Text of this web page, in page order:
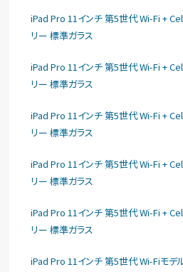
iPad Pro 11インチ 第5世代 Wi-Fi +
リー 標準ガラス
iPad Pro 11インチ 第5世代 Wi-Fi +
リー 標準ガラス
iPad Pro 11インチ 第5世代 Wi-Fi +
リー 標準ガラス
iPad Pro 11インチ 第5世代 Wi-Fi +
リー 標準ガラス
iPad Pro 11インチ 第5世代 Wi-Fi +
リー 標準ガラス
iPad Pro 11インチ 第5世代 Wi-Fiモデ